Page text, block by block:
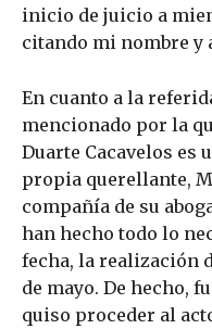
inicio de juicio a
citando mi nombre y
En cuanto a la
mencionado por la
Duarte Cacavelos es
propia querellante,
compañía de su
han hecho todo lo
fecha, la realización
de mayo. De hecho,
quiso proceder al